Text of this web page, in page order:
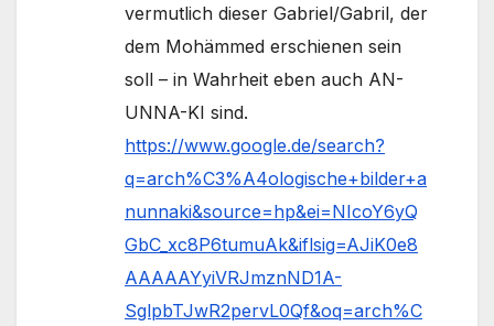
vermutlich dieser Gabriel/Gabril, der
dem Mohämmed erschienen sein
soll – in Wahrheit eben auch AN-
UNNA-KI sind.
https://www.google.de/search?
q=arch%C3%A4ologische+bilder+a
nunnaki&source=hp&ei=NIcoY6yQ
GbC_xc8P6tumuAk&iflsig=AJiK0e8
AAAAAYyiVRJmznND1A-
SglpbTJwR2pervL0Qf&oq=arch%C